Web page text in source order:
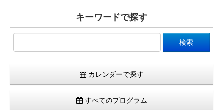
キーワードで探す
カレンダーで探す
すべてのプログラム